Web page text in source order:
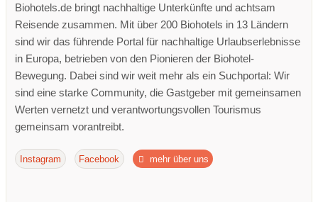
Biohotels.de bringt nachhaltige Unterkünfte und achtsam
Reisende zusammen. Mit über 200 Biohotels in 13 Ländern
sind wir das führende Portal für nachhaltige Urlaubserlebnisse
in Europa, betrieben von den Pionieren der Biohotel-
Bewegung. Dabei sind wir weit mehr als ein Suchportal: Wir
sind eine starke Community, die Gastgeber mit gemeinsamen
Werten vernetzt und verantwortungsvollen Tourismus
gemeinsam vorantreibt.
Instagram Facebook mehr über uns